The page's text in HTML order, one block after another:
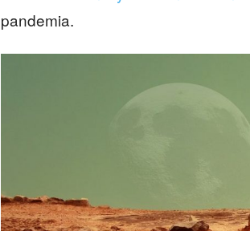
pandemia.